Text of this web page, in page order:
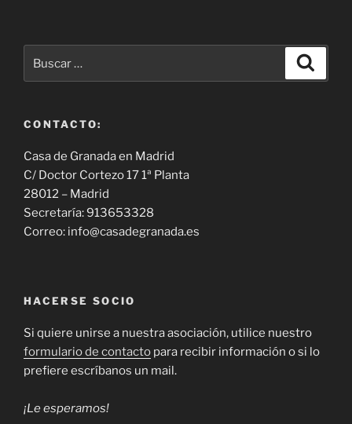
CONTACTO:
Casa de Granada en Madrid
C/ Doctor Cortezo 17 1ª Planta
28012 – Madrid
Secretaría: 913653328
Correo: info@casadegranada.es
HACERSE SOCIO
Si quiere unirse a nuestra asociación, utilice nuestro
formulario de contacto para recibir información o si lo
prefiere escríbanos un mail.
¡Le esperamos!